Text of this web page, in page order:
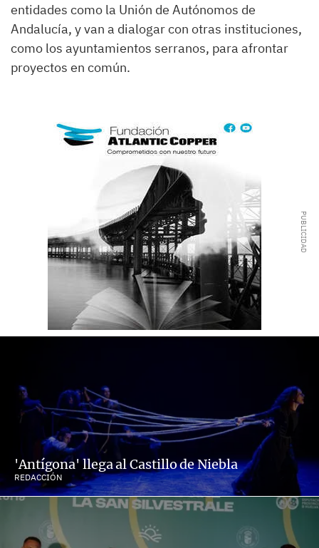
entidades como la Unión de Autónomos de
Andalucía, y van a dialogar con otras instituciones,
como los ayuntamientos serranos, para afrontar
proyectos en común.
'Antígona' llega al Castillo de Niebla
REDACCIÓN